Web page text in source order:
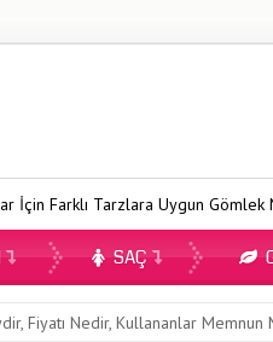
Uygun Gömlek Modelleri
SAÇ
Fiyatı Nedir, Kullananlar Memnun